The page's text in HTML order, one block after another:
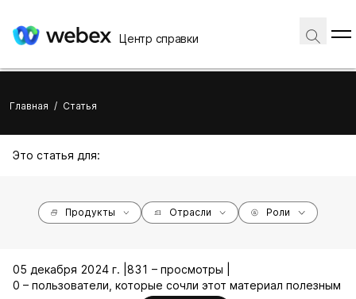
Центр справки
Главная / Статья
Это статья для:
Продукты Отрасли Роли
05 декабря 2024 г. | 831 – просмотры |
0 – пользователи, которые сочли этот материал полезным